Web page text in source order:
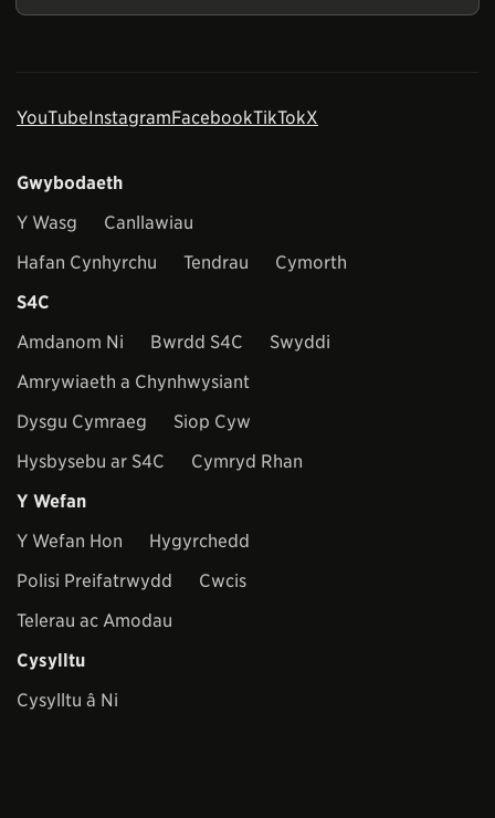
YouTubeInstagramFacebookTikTokX
Gwybodaeth
Y Wasg
Canllawiau
Hafan Cynhyrchu
Tendrau
Cymorth
S4C
Amdanom Ni
Bwrdd S4C
Swyddi
Amrywiaeth a Chynhwysiant
Dysgu Cymraeg
Siop Cyw
Hysbysebu ar S4C
Cymryd Rhan
Y Wefan
Y Wefan Hon
Hygyrchedd
Polisi Preifatrwydd
Cwcis
Telerau ac Amodau
Cysylltu
Cysylltu â Ni